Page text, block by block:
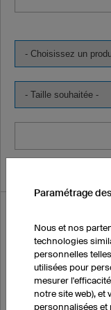
Prénom
Paramétrage
Nous et nos
technologies
personnelles
utilisées pour
mesurer
notre site web),
personnalisées et